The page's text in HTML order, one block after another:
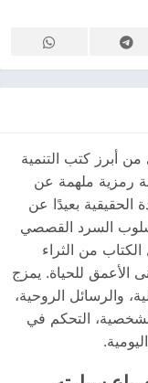
من أبرز كتب التنمية
رمزية ملهمة عن
الحقيقية بعيدًا عن
السرد القصصي
من الثراء
الأعمق للحياة. يمزج
والرسائل الروحية،
التحكم في